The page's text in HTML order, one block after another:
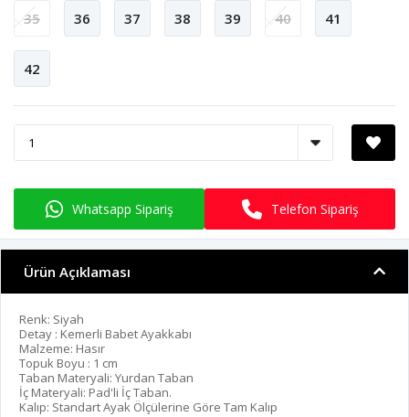
35 36 37 38 39 40 41
42
Whatsapp Sipariş Telefon Sipariş
Ürün Açıklaması
Renk: Siyah
Detay : Kemerli Babet Ayakkabı
Malzeme: Hasır
Topuk Boyu : 1 cm
Taban Materyali: Yurdan Taban
İç Materyali: Pad'li İç Taban.
Kalıp: Standart Ayak Ölçülerine Göre Tam Kalıp